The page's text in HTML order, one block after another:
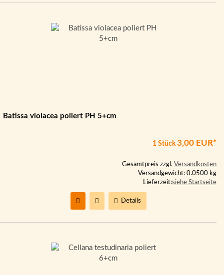
Batissa violacea poliert PH 5+cm
1 Stück3,00 EUR*
Gesamtpreis zzgl. Versandkosten
Versandgewicht: 0.0500 kg
Lieferzeit:siehe Startseite
Details